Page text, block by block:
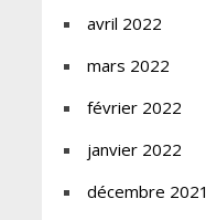
avril 2022
mars 2022
février 2022
janvier 2022
décembre 2021